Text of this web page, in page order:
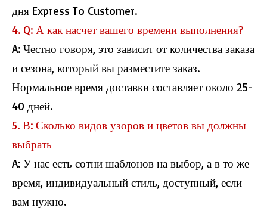
L2665 Dryback LVT Полы L2665 Dryback LVT Полы
дня Express To Customer.
4. Q: А как насчет вашего времени выполнения?
A: Честно говоря, это зависит от количества заказа
и сезона, который вы разместите заказ.
Нормальное время доставки составляет около 25-
40 дней.
5. В: Сколько видов узоров и цветов вы должны
выбрать
A: У нас есть сотни шаблонов на выбор, а в то же
время, индивидуальный стиль, доступный, если
вам нужно.